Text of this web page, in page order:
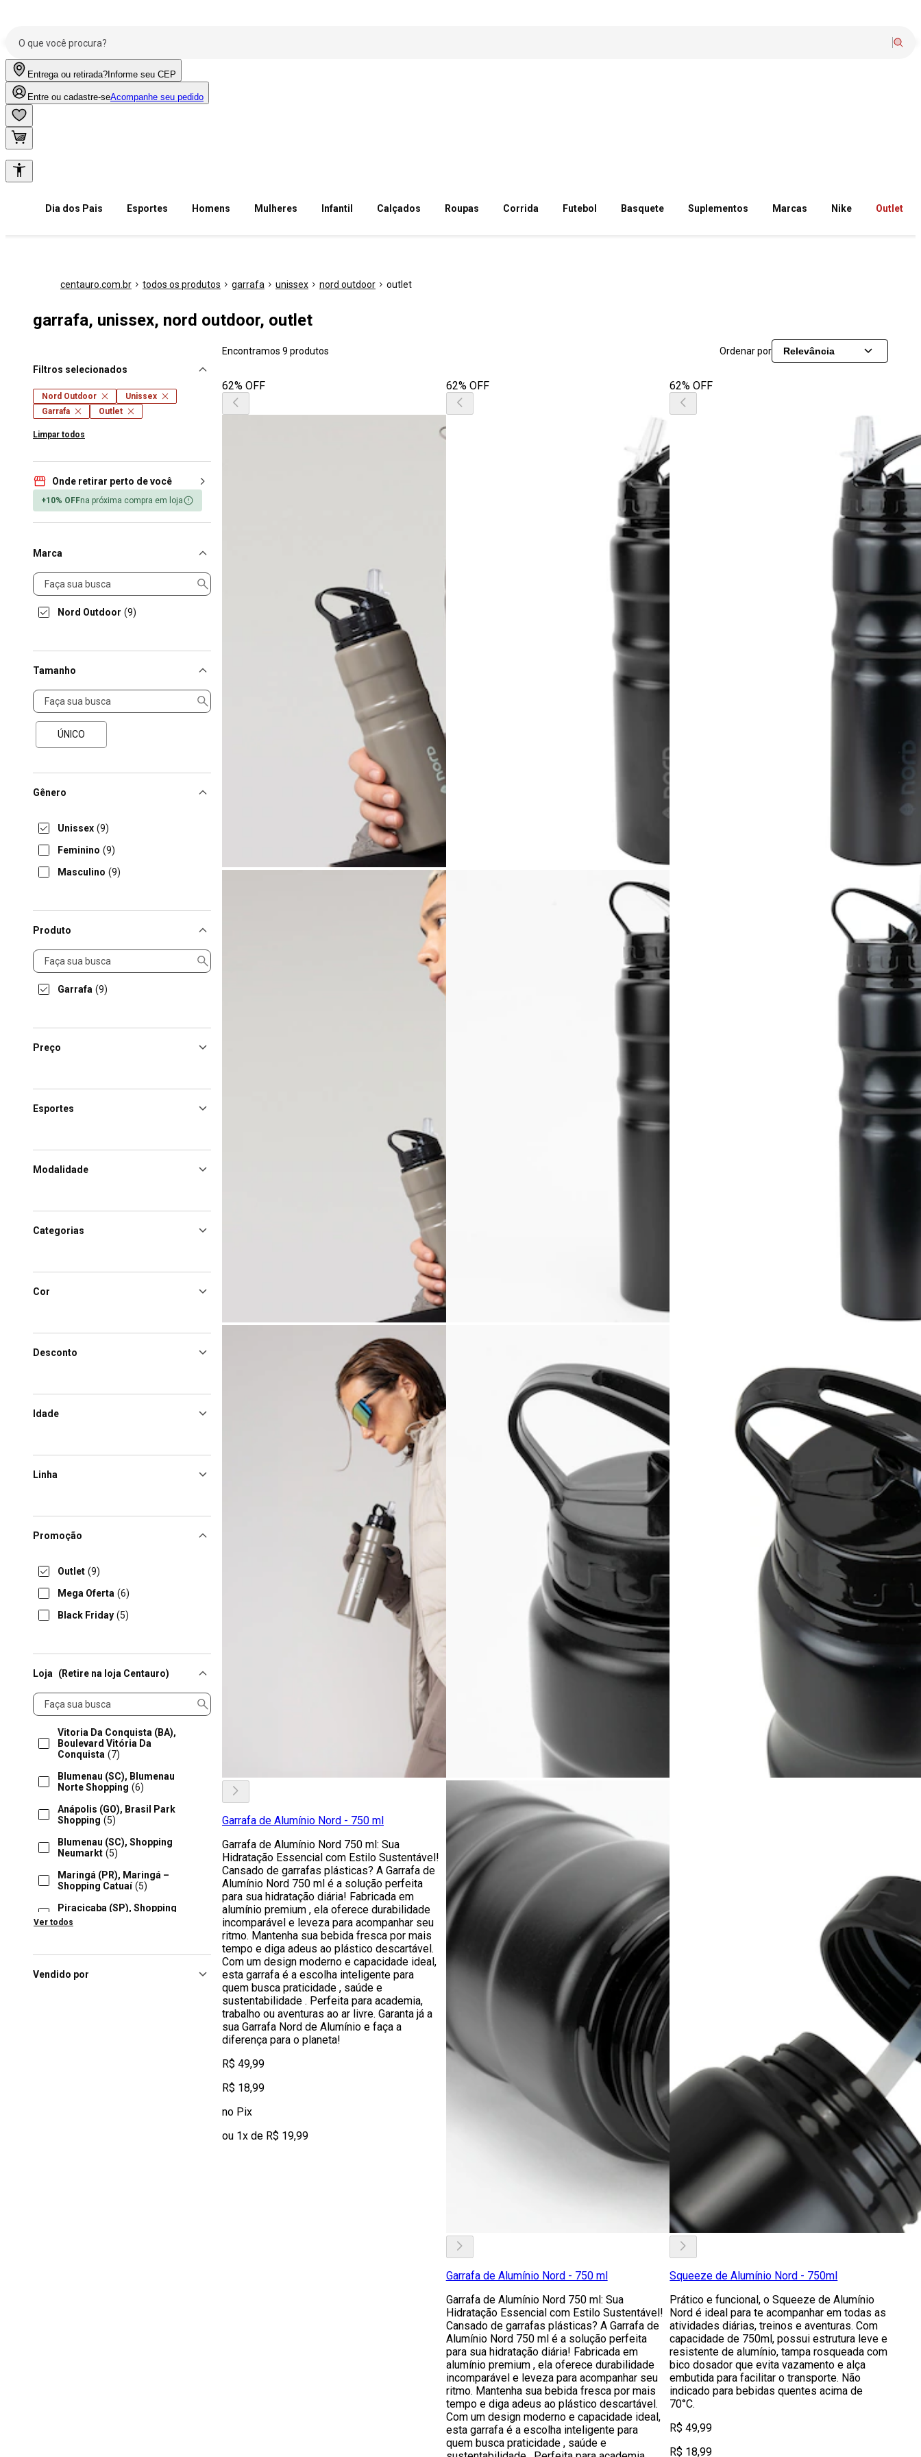
Entrega ou retirada? Informe seu CEP
Entre ou cadastre-seAcompanhe seu pedido
Dia dos Pais Esportes Homens Mulheres Infantil Calçados Roupas Corrida Futebol Basquete Suplementos Marcas Nike Outlet
centauro.com.br todos os produtos garrafa unissex nord outdoor outlet
garrafa, unissex, nord outdoor, outlet
Filtros selecionados
Nord Outdoor
Unissex
Garrafa
Outlet
Limpar todos
Onde retirar perto de você
+10% OFFna próxima compra em loja
Marca
Marca
Nord Outdoor (9)
Tamanho
Tamanho
ÚNICO
Gênero
Unissex (9)
Feminino (9)
Masculino (9)
Produto
Produto
Garrafa (9)
Preço
Esportes
Modalidade
Categorias
Cor
Desconto
Idade
Linha
Promoção
Outlet (9)
Mega Oferta (6)
Black Friday (5)
Loja (Retire na loja Centauro)
Loja
Vitoria Da Conquista (BA),
Boulevard Vitória Da
Conquista (7)
Blumenau (SC), Blumenau
Norte Shopping (6)
Anápolis (GO), Brasil Park
Shopping (5)
Blumenau (SC), Shopping
Neumarkt (5)
Maringá (PR), Maringá –
Shopping Catuaí (5)
Piracicaba (SP), Shopping
Center Piracicaba
Resende (RJ), Shopping Pátio
Ver todos
Vendido por
Encontramos 9 produtos Ordenar por Relevância
62% OFF
Garrafa de Alumínio Nord - 750 ml
Garrafa de Alumínio Nord 750 ml: Sua
Hidratação Essencial com Estilo Sustentável!
Cansado de garrafas plásticas? A Garrafa de
Alumínio Nord 750 ml é a solução perfeita
para sua hidratação diária! Fabricada em
alumínio premium , ela oferece durabilidade
incomparável e leveza para acompanhar seu
ritmo. Mantenha sua bebida fresca por mais
tempo e diga adeus ao plástico descartável.
Com um design moderno e capacidade ideal,
esta garrafa é a escolha inteligente para
quem busca praticidade , saúde e
sustentabilidade . Perfeita para academia,
trabalho ou aventuras ao ar livre. Garanta já a
sua Garrafa Nord de Alumínio e faça a
diferença para o planeta!
R$ 49,99
R$ 18,99
no Pix
ou 1x de R$ 19,99
62% OFF
Garrafa de Alumínio Nord - 750 ml
Garrafa de Alumínio Nord 750 ml: Sua
Hidratação Essencial com Estilo Sustentável!
Cansado de garrafas plásticas? A Garrafa de
Alumínio Nord 750 ml é a solução perfeita
para sua hidratação diária! Fabricada em
alumínio premium , ela oferece durabilidade
incomparável e leveza para acompanhar seu
ritmo. Mantenha sua bebida fresca por mais
tempo e diga adeus ao plástico descartável.
Com um design moderno e capacidade ideal,
esta garrafa é a escolha inteligente para
quem busca praticidade , saúde e
62% OFF
Squeeze de Alumínio Nord - 750ml
Prático e funcional, o Squeeze de Alumínio
Nord é ideal para te acompanhar em todas as
atividades diárias, treinos e aventuras. Com
capacidade de 750ml, possui estrutura leve e
resistente de alumínio, tampa rosqueada com
bico dosador que evita vazamento e alça
embutida para facilitar o transporte. Não
indicado para bebidas quentes acima de
70°C.
R$ 49,99
R$ 18,99